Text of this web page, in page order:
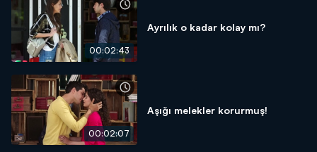
00:02:43
Ayrılık o kadar kolay mı?
00:02:07
Aşığı melekler korurmuş!